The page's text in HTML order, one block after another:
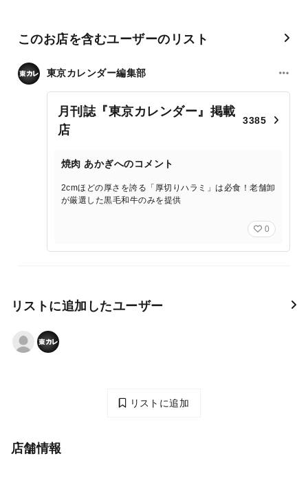
このお店を含むユーザーのリスト
東京カレンダー編集部
月刊誌『東京カレンダー』掲載
店
3385
焼肉 あかぎへのコメント
2cmほどの厚さを誇る「厚切りハラミ」は必食！老舗卸
が厳選した黒毛和牛のみを提供
0
リストに追加したユーザー
リストに追加
店舗情報